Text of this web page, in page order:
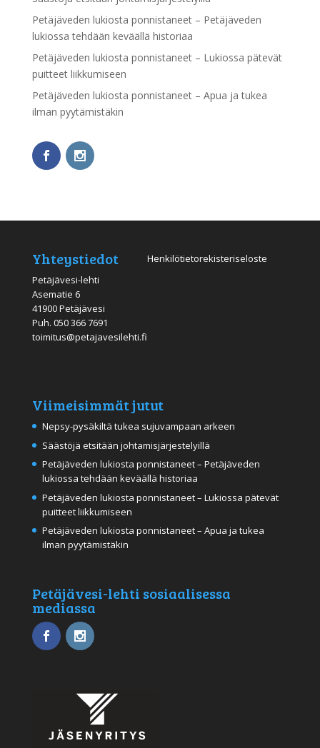
Petäjäveden lukiosta ponnistaneet – Petäjäveden
lukiossa tehdään keväällä historiaa
Petäjäveden lukiosta ponnistaneet – Lukiossa pätevät
puitteet liikkumiseen
Petäjäveden lukiosta ponnistaneet – Apua ja tukea
ilman pyytämistäkin
Yhteystiedot
Petäjävesi-lehti
Asematie 6
41900 Petäjävesi
Puh. 050 366 7691
toimitus@petajavesilehti.fi
Henkilötietorekisteriseloste
Viimeisimmät jutut
Nepsy-pysäkiltä tukea sujuvampaan arkeen
Säästöjä etsitään johtamisjärjestelyillä
Petäjäveden lukiosta ponnistaneet – Petäjäveden
lukiossa tehdään keväällä historiaa
Petäjäveden lukiosta ponnistaneet – Lukiossa pätevät
puitteet liikkumiseen
Petäjäveden lukiosta ponnistaneet – Apua ja tukea
ilman pyytämistäkin
Petäjävesi-lehti sosiaalisessa
mediassa